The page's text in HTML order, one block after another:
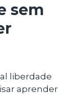
sem
liberdade
aprender